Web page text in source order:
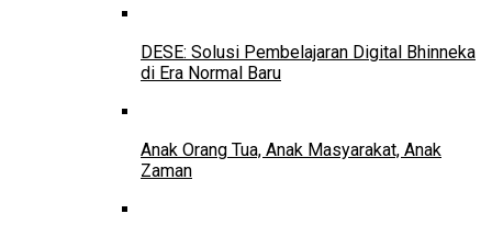
DESE: Solusi Pembelajaran Digital Bhinneka
di Era Normal Baru
Anak Orang Tua, Anak Masyarakat, Anak
Zaman